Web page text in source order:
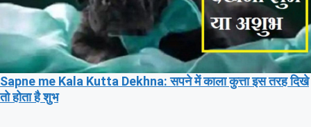
Sapne me Kala Kutta Dekhna: सपने में काला कुत्ता इस तरह दिखे
तो होता है शुभ